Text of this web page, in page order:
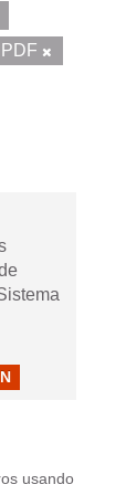
PDF
usando